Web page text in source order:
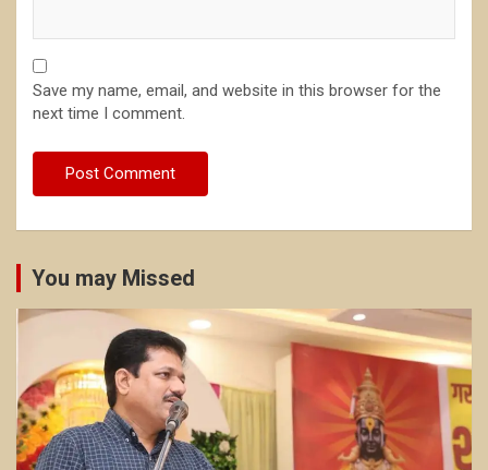
Save my name, email, and website in this browser for the
next time I comment.
You may Missed